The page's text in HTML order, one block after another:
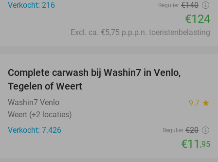
Verkocht: 216
Regulier €140
€124
Excl. ca. €5,75 p.p.p.n. toeristenbelasting
Complete carwash bij Washin7 in Venlo,
Tegelen of Weert
Washin7 Venlo 9.7 star
Weert (+2 locaties)
Verkocht: 7.426
Regulier €20
€11 ,95